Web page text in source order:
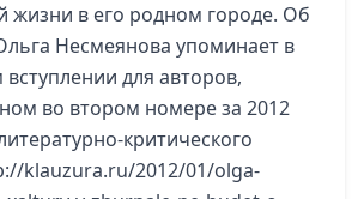
жизни в его родном городе. Об
Несмеянова упоминает в
для авторов,
во втором номере за 2012
критического
klauzura.ru/2012/01/olga-